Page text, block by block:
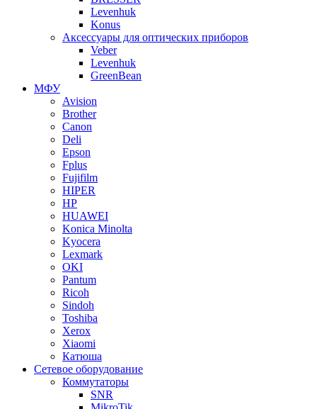
Levenhuk
Konus
Аксессуары для оптических приборов
Veber
Levenhuk
GreenBean
МФУ
Avision
Brother
Canon
Deli
Epson
Fplus
Fujifilm
HIPER
HP
HUAWEI
Konica Minolta
Kyocera
Lexmark
OKI
Pantum
Ricoh
Sindoh
Toshiba
Xerox
Xiaomi
Катюша
Сетевое оборудование
Коммутаторы
SNR